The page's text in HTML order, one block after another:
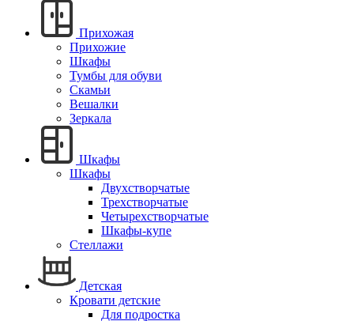
Прихожая
Прихожие
Шкафы
Тумбы для обуви
Скамьи
Вешалки
Зеркала
Шкафы
Шкафы
Двухстворчатые
Трехстворчатые
Четырехстворчатые
Шкафы-купе
Стеллажи
Детская
Кровати детские
Для подростка